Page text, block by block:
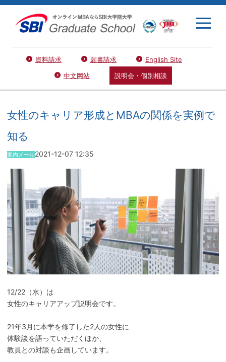
資料請求 願書請求
English Site
中文网站
説明会・個別相談
女性のキャリア形成とMBAの関係を実例で
知る
案内メール2021-12-07 12:35
12/22（水）は
女性のキャリアアップ説明会です。
21年3月に本学を修了した2人の女性に
体験談を語っていただくほか、
教員との対談も企画しています。